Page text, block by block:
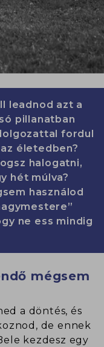
leadnod azt a
pillanatban
fordul
életedben?
halogatni,
hét múlva?
használod
ne ess mindig
mégsem
a döntés, és
de ennek
kezdesz egy